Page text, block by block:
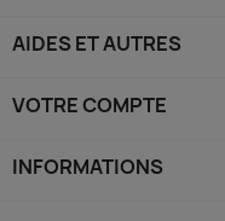
AIDES ET AUTRES
VOTRE COMPTE
INFORMATIONS